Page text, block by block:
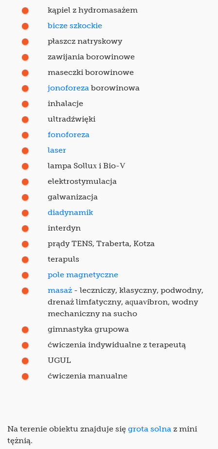
kąpiel z hydromasażem
bicze szkockie
płaszcz natryskowy
zawijania borowinowe
maseczki borowinowe
jonoforeza borowinowa
inhalacje
ultradźwięki
fonoforeza
laser
lampa Sollux i Bio-V
elektrostymulacja
galwanizacja
diadynamik
interdyn
prądy TENS, Traberta, Kotza
terapuls
pole magnetyczne
masaż - leczniczy, klasyczny, podwodny,
drenaż limfatyczny, aquavibron, wodny
mechaniczny na sucho
gimnastyka grupowa
ćwiczenia indywidualne z terapeutą
UGUL
ćwiczenia manualne
Na terenie obiektu znajduje się grota solna z mini
tężnią.